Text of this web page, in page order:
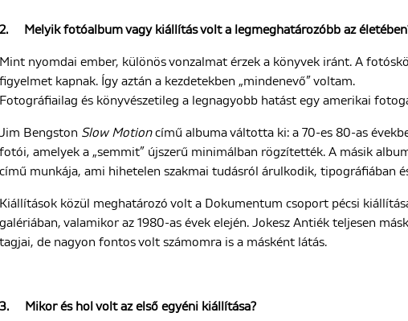
2. Melyik fotóalbum vagy kiállítás volt a legmeghatározóbb az
Mint nyomdai ember, különös vonzalmat érzek a könyvek iránt. A
figyelmet kapnak. Így aztán a kezdetekben „mindenevő” voltam.
Fotográfiailag és könyvészetileg a legnagyobb hatást egy amerikai
Jim Bengston Slow Motioncímű albuma váltotta ki: a 70-es 80-as
fotói, amelyek a „semmit” újszerű minimálban rögzítették. A másik
című munkája, ami hihetelen szakmai tudásról árulkodik, tipográfiában
Kiállítások közül meghatározó volt a Dokumentum csoport pécsi
galériában, valamikor az 1980-as évek elején. Jokesz Antiék teljesen
tagjai, de nagyon fontos volt számomra is a másként látás.
3. Mikor és hol volt az első egyéni kiállítása?